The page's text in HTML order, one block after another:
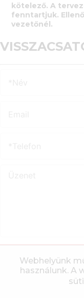
kötelező. A
fenntartjuk.
vezetőnél.
Küldjön
Webhelyünk
használunk. A